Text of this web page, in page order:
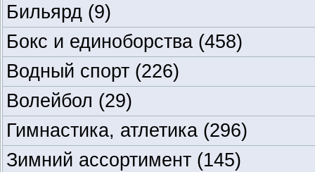
Бильярд (9)
Бокс и единоборства (458)
Водный спорт (226)
Волейбол (29)
Гимнастика, атлетика (296)
Зимний ассортимент (145)